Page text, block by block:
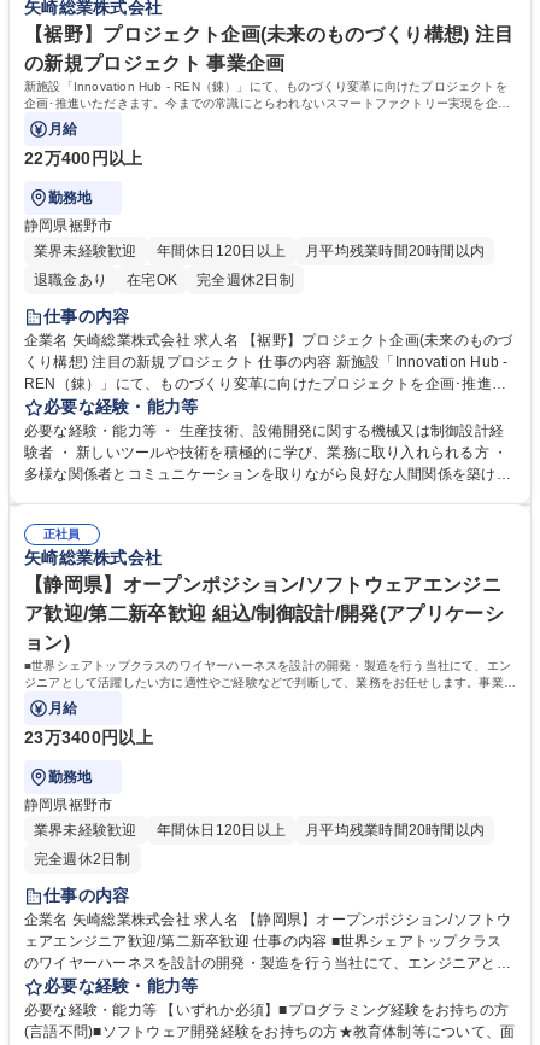
な業務内容は労働条件備考欄に記載 募集職種 【裾野市】不動産/施設管理
│矢崎グループの工場・事業所の資産価値向上を担う
中、不動産の維持管理から改修・修繕計画の立案、不動産活用までを総合
的に推進できる体制強化を目的として、新たなメンバーを募集します！ 学
歴・資格 学歴：大学院 大学 高専 語学力： 資格：一級建築士 1級建築施工
管理技士 建築物環境衛生管理技術者
矢崎総業株式会社
【裾野】プロジェクト企画(未来のものづくり構想) 注目
の新規プロジェクト 事業企画
新施設「Innovation Hub - REN（錬）」にて、ものづくり変革に向けたプロジェクトを
企画･推進いただきます。今までの常識にとらわれないスマートファクトリー実現を企
画･推進いただきます。
月給
22万400円以上
勤務地
静岡県裾野市
業界未経験歓迎
年間休日120日以上
月平均残業時間20時間以内
退職金あり
在宅OK 完全週休2日制
仕事の内容
企業名 矢崎総業株式会社 求人名 【裾野】プロジェクト企画(未来のものづ
くり構想) 注目の新規プロジェクト 仕事の内容 新施設「Innovation Hub -
REN（錬）」にて、ものづくり変革に向けたプロジェクトを企画･推進い
ただきます。今までの常識にとらわれないスマートファクトリー実現を企
画･推進いただきます。 〇社外パートナー（コンサルティング会社、大手
企業、ベンチャー企業、大学等）と連携し、企画実現に向けた技術開発、
実現性検証 〇世の中の最新技術の調査・情報収集 〇顧客からのニーズ、
新規プロジェクト
必要な経験・能力等
必要な経験・能力等 ・ 生産技術、設備開発に関する機械又は制御設計経
験者 ・ 新しいツールや技術を積極的に学び、業務に取り入れられる方 ・
多様な関係者とコミュニケーションを取りながら良好な人間関係を築ける
属する部署です。イノベーションセンター総勢45名 ものづくり革新部総
勢22名 配属チーム総勢10名が所属しています。フラットで相談しやすい
オープンなチーム文化です。 学歴・資格 学歴：大学院 大学 高専 語学力：
資格：
正社員
矢崎総業株式会社
【静岡県】オープンポジション/ソフトウェアエンジニ
ア歓迎/第二新卒歓迎 組込/制御設計/開発(アプリケーシ
ョン)
■世界シェアトップクラスのワイヤーハーネスを設計の開発・製造を行う当社にて、エン
ジニアとして活躍したい方に適性やご経験などで判断して、業務をお任せします。事業拡
大に伴い、ソフトウェアエンジニアの
月給
23万3400円以上
勤務地
静岡県裾野市
業界未経験歓迎
年間休日120日以上
月平均残業時間20時間以内
完全週休2日制
仕事の内容
企業名 矢崎総業株式会社 求人名 【静岡県】オープンポジション/ソフトウ
ェアエンジニア歓迎/第二新卒歓迎 仕事の内容 ■世界シェアトップクラス
のワイヤーハーネスを設計の開発・製造を行う当社にて、エンジニアとし
て活躍したい方に適性やご経験などで判断して、業務をお任せします。事
業拡大に伴い、ソフトウェアエンジニアの 方のご応募をお待ちしておりま
す。 【ご応募後の流れ】ご提出いただいた書類をもとに、矢崎総業グルー
必要な経験・能力等
必要な経験・能力等 【いずれか必須】■プログラミング経験をお持ちの方
(言語不問)■ソフトウェア開発経験をお持ちの方★教育体制等について、面